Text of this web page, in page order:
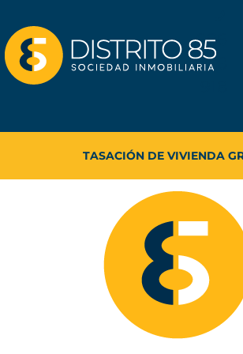
986
228
TASACIÓN DE VIVIENDA